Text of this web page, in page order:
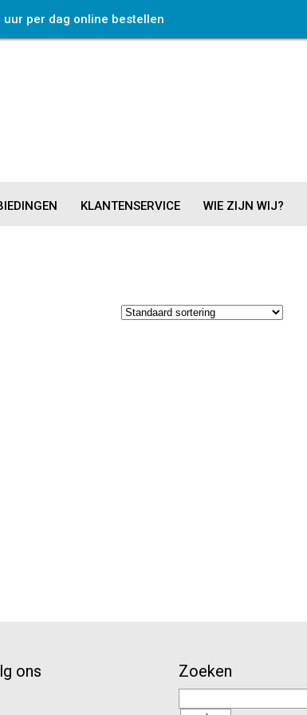
uur per dag online bestellen
KLANTENSERVICE WIE ZIJN WIJ?
ons Zoeken